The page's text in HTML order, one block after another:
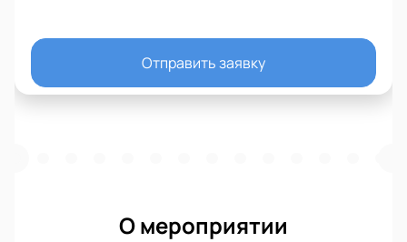
Отправить заявку
О мероприятии